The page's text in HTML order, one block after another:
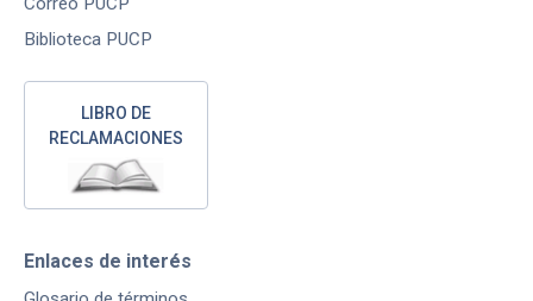
Biblioteca PUCP
LIBRO DE
RECLAMACIONES
Enlaces de interés